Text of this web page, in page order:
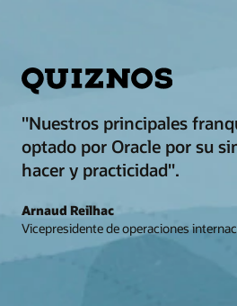
"Nuestros principales
optado por Oracle por su
hacer y practicidad".
Arnaud Reilhac
Vicepresidente de operaciones